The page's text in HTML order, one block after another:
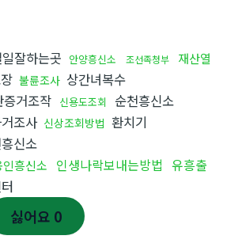
잘하는곳 안양흥신소 조선족청부
재산열
불륜조사 상간녀복수
증거조작 신용도조회 순천흥신소
조사 신상조회방법 환치기
신소
인흥신소 인생나락보내는방법 유흥출
싫어요 0